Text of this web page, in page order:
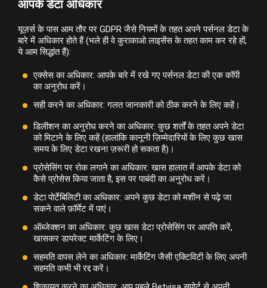
आपके डेटा अधिकार
यूज़र्स के पास आम तौर पर GDPR जैसे नियमों के तहत अपने पर्सनल डेटा के
बारे में अधिकार होते हैं (भले ही वे कुराकाओ लाइसेंस के तहत काम कर रहे हों,
ये आम सिद्धांत हैं):
एक्सेस का अधिकार: आपके बारे में रखे गए पर्सनल डेटा की एक कॉपी
का अनुरोध करें।
सही करने का अधिकार: गलत जानकारी को ठीक करने के लिए कहें।
डिलीशन का अनुरोध करने का अधिकार: कुछ शर्तों के तहत अपने डेटा
को मिटाने के लिए कहें (हालांकि कानूनी ज़िम्मेदारियों के लिए कुछ खास
समय के लिए डेटा रखना ज़रूरी हो सकता है)।
प्रोसेसिंग पर रोक लगाने का अधिकार: खास हालात में आपके डेटा को
कैसे प्रोसेस किया जाता है, इस पर पाबंदी का अनुरोध करें।
डेटा पोर्टेबिलिटी का अधिकार: अपने कुछ डेटा को मशीन से पढ़े जा
सकने वाले फ़ॉर्मेट में पाएं।
ऑब्जेक्शन का अधिकार: कुछ खास डेटा प्रोसेसिंग पर आपत्ति करें,
खासकर डायरेक्ट मार्केटिंग के लिए।
सहमति वापस लेने का अधिकार: मार्केटिंग जैसी एक्टिविटी के लिए अपनी
सहमति कभी भी रद्द करें।